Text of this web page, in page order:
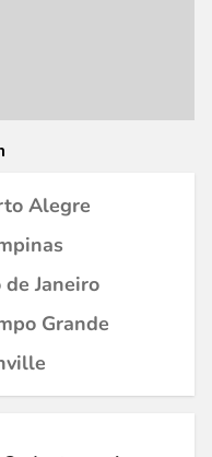
Alegre
de Janeiro
Grande